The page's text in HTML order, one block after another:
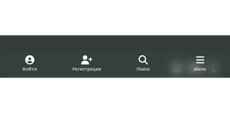
Light ModeDark ModeSystem Preference
k
o
t
u
Войти Регистрация Поиск Menu